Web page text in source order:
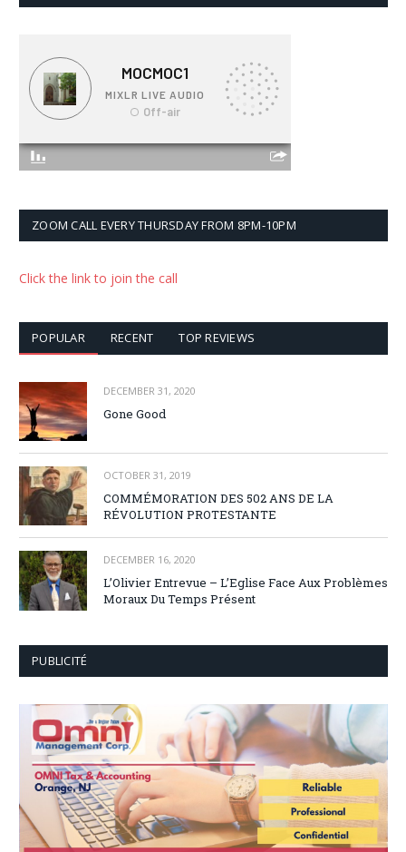
ZOOM CALL EVERY THURSDAY FROM 8PM-10PM
Click the link to join the call
POPULAR RECENT TOP REVIEWS
DECEMBER 31, 2020
Gone Good
OCTOBER 31, 2019
COMMÉMORATION DES 502 ANS DE LA
RÉVOLUTION PROTESTANTE
DECEMBER 16, 2020
L’Olivier Entrevue – L’Eglise Face Aux Problèmes
Moraux Du Temps Présent
PUBLICITÉ